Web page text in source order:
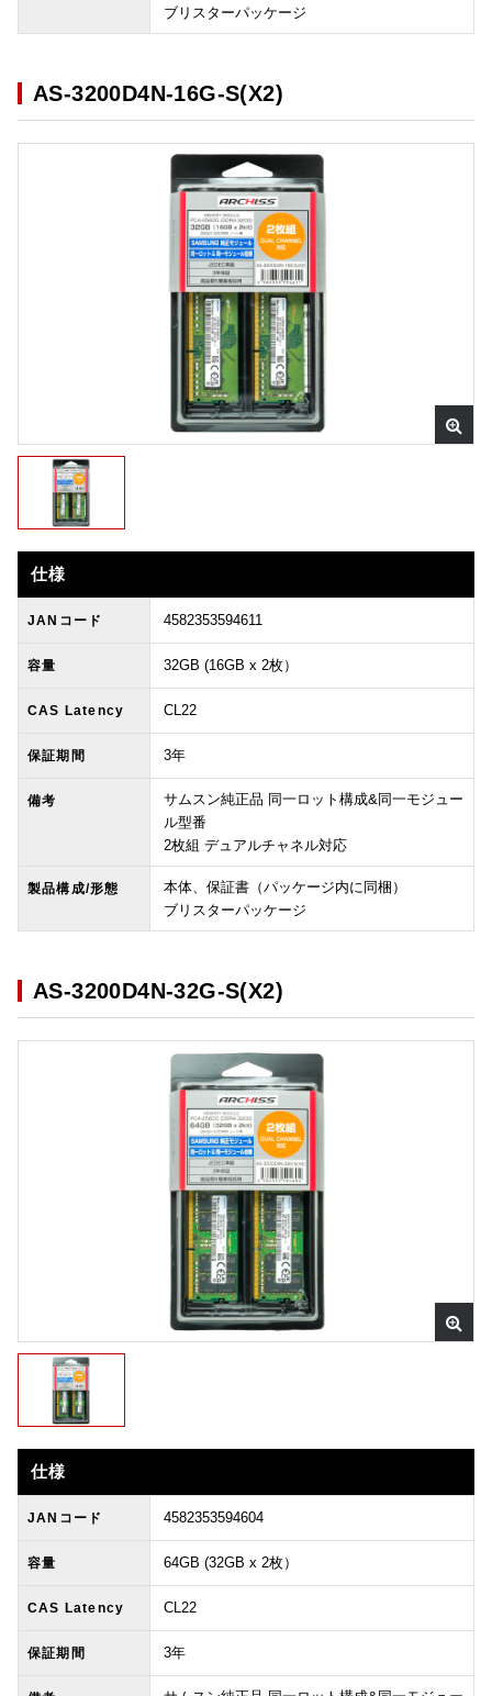
ブリスターパッケージ
AS-3200D4N-16G-S(X2)
仕様
JANコード 4582353594611
容量 32GB (16GB x 2枚）
CAS Latency CL22
保証期間 3年
備考
サムスン純正品 同一ロット構成&同一モジュー
ル型番
2枚組 デュアルチャネル対応
製品構成/形態
本体、保証書（パッケージ内に同梱）
ブリスターパッケージ
AS-3200D4N-32G-S(X2)
仕様
JANコード 4582353594604
容量 64GB (32GB x 2枚）
CAS Latency CL22
保証期間 3年